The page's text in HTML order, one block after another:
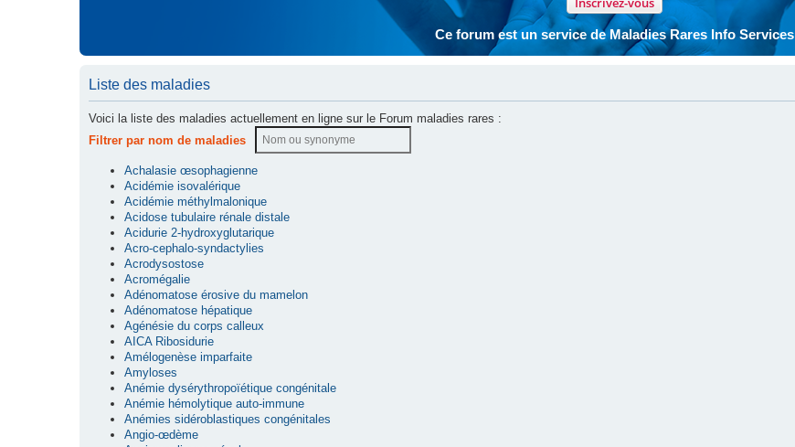
Ce forum est un service de Maladies Rares Info Services
Liste des maladies
Voici la liste des maladies actuellement en ligne sur le Forum maladies rares :
Filtrer par nom de maladies
Achalasie œsophagienne
Acidémie isovalérique
Acidémie méthylmalonique
Acidose tubulaire rénale distale
Acidurie 2-hydroxyglutarique
Acro-cephalo-syndactylies
Acrodysostose
Acromégalie
Adénomatose érosive du mamelon
Adénomatose hépatique
Agénésie du corps calleux
AICA Ribosidurie
Amélogenèse imparfaite
Amyloses
Anémie dysérythropoïétique congénitale
Anémie hémolytique auto-immune
Anémies sidéroblastiques congénitales
Angio-œdème